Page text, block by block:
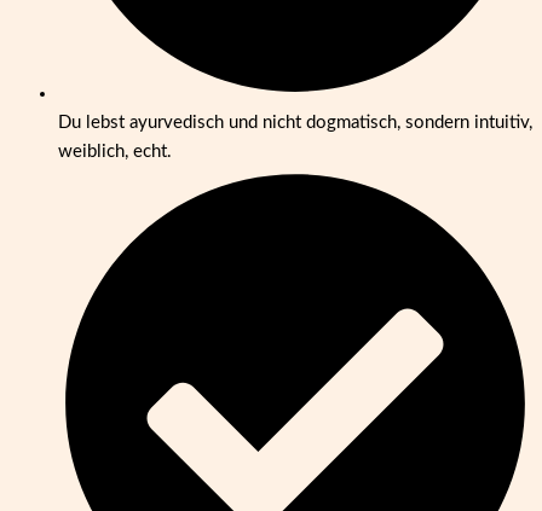
Du lebst ayurvedisch und nicht dogmatisch, sondern intuitiv,
weiblich, echt.